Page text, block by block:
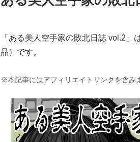
「ある美人空手家の敗北日誌 vol.2」
品）です。
※本記事にはアフィリエイトリンクを含み